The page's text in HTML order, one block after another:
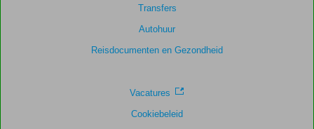
Transfers
Autohuur
Reisdocumenten en Gezondheid
Vacatures
Cookiebeleid